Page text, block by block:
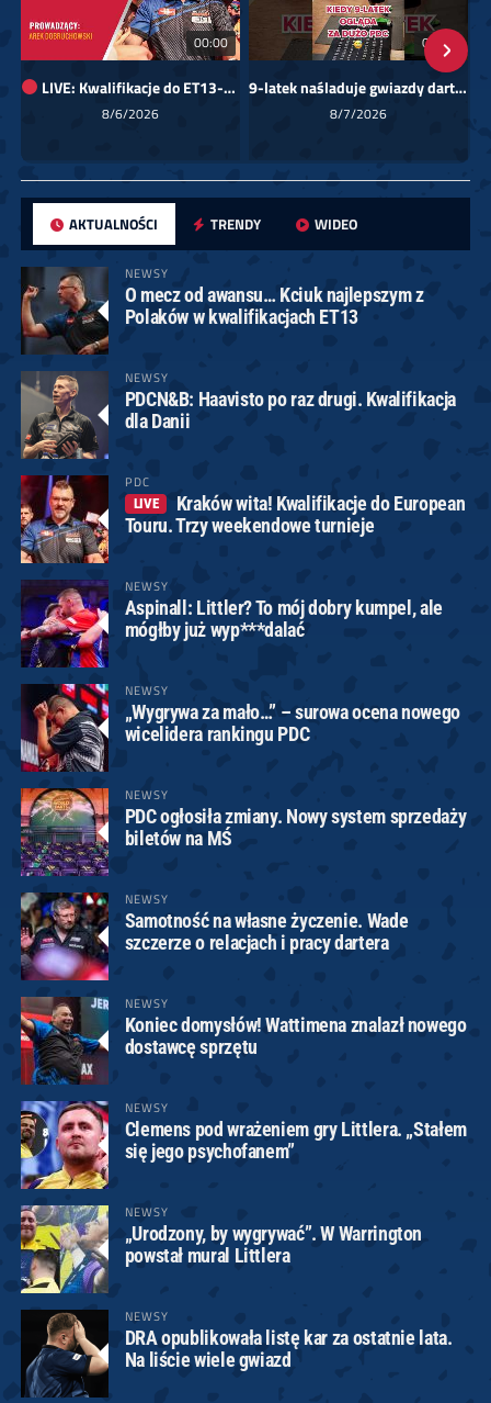
00:00
LIVE: Kwalifikacje do ET13-14 dla Europy Wschodniej
8/6/2026
01:08
9-latek naśladuje gwiazdy darta!
8/7/2026
AKTUALNOŚCI TRENDY WIDEO
NEWSY
O mecz od awansu… Kciuk najlepszym z
Polaków w kwalifikacjach ET13
NEWSY
PDCN&B: Haavisto po raz drugi. Kwalifikacja
dla Danii
PDC
LIVE
Kraków wita! Kwalifikacje do European
Touru. Trzy weekendowe turnieje
NEWSY
Aspinall: Littler? To mój dobry kumpel, ale
mógłby już wyp***dalać
NEWSY
„Wygrywa za mało…” – surowa ocena nowego
wicelidera rankingu PDC
NEWSY
PDC ogłosiła zmiany. Nowy system sprzedaży
biletów na MŚ
NEWSY
Samotność na własne życzenie. Wade
szczerze o relacjach i pracy dartera
NEWSY
Koniec domysłów! Wattimena znalazł nowego
dostawcę sprzętu
NEWSY
Clemens pod wrażeniem gry Littlera. „Stałem
się jego psychofanem”
NEWSY
„Urodzony, by wygrywać”. W Warrington
powstał mural Littlera
NEWSY
DRA opublikowała listę kar za ostatnie lata.
Na liście wiele gwiazd